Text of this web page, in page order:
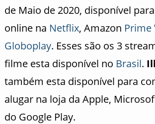
de Maio de 2020, disponível
online na Netflix, Amazon Prime
Globoplay. Esses são os 3
filme esta disponível no Brasil.
também esta disponível para
alugar na loja da Apple,
do Google Play.